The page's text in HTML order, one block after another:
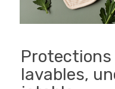
lavables,